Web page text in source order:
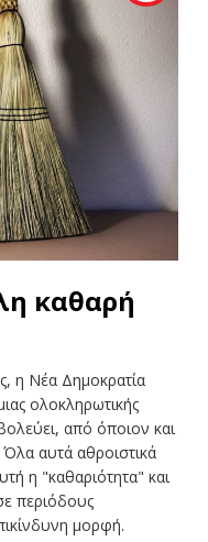
καθαρή
η Νέα Δημοκρατία
ολοκληρωτικής
από όποιον και
αυτά αθροιστικά
η "καθαριότητα" και
περιόδους
μορφή.